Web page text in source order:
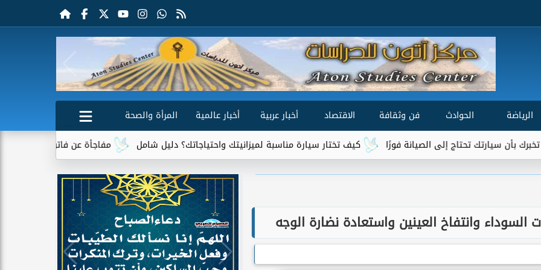
الرياضة الحوادث فن وثقافة الاقتصاد أخبار عربية أخبار عالمية
المرأة والصحة
مفاجأة عن فاتورة الكهرباء.. جهاز واحد
كيف تختار سيارة مناسبة لميزانيتك واحتياجاتك؟ دليل شامل تحتاج إلى الصيانة فورًا